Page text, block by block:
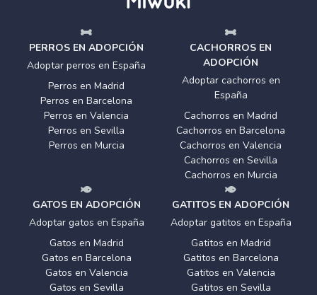
PERROS EN ADOPCIÓN
Adoptar perros en España
Perros en Madrid
Perros en Barcelona
Perros en Valencia
Perros en Sevilla
Perros en Murcia
CACHORROS EN
ADOPCIÓN
Adoptar cachorros en
España
Cachorros en Madrid
Cachorros en Barcelona
Cachorros en Valencia
Cachorros en Sevilla
Cachorros en Murcia
GATOS EN ADOPCIÓN
Adoptar gatos en España
Gatos en Madrid
Gatos en Barcelona
Gatos en Valencia
Gatos en Sevilla
GATITOS EN ADOPCIÓN
Adoptar gatitos en España
Gatitos en Madrid
Gatitos en Barcelona
Gatitos en Valencia
Gatitos en Sevilla